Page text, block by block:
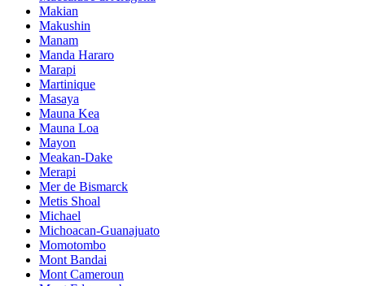
Makian
Makushin
Manam
Manda Hararo
Marapi
Martinique
Masaya
Mauna Kea
Mauna Loa
Mayon
Meakan-Dake
Merapi
Mer de Bismarck
Metis Shoal
Michael
Michoacan-Guanajuato
Momotombo
Mont Bandai
Mont Cameroun